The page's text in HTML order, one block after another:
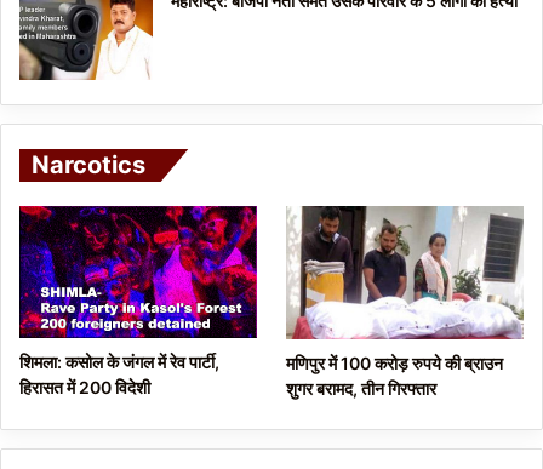
Narcotics
शिमला: कसोल के जंगल में रेव पार्टी,
हिरासत में 200 विदेशी
मणिपुर में 100 करोड़ रुपये की ब्राउन
शुगर बरामद, तीन गिरफ्तार